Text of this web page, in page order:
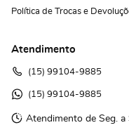
Política de Trocas e
Atendimento
(15) 99104-9885
(15) 99104-9885
Atendimento de Seg. a